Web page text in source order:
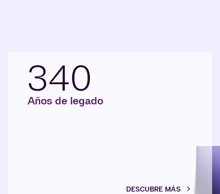
340
Años de legado
DESCUBRE MÁS